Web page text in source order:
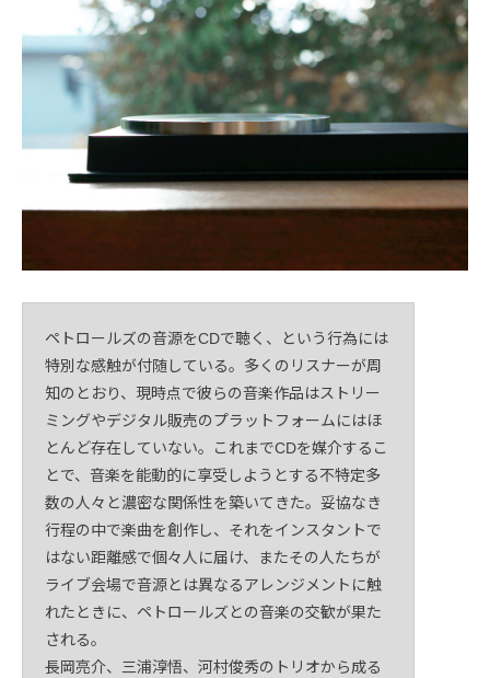
ペトロールズの音源をCDで聴く、という行為には
特別な感触が付随している。多くのリスナーが周
知のとおり、現時点で彼らの音楽作品はストリー
ミングやデジタル販売のプラットフォームにはほ
とんど存在していない。これまでCDを媒介するこ
とで、音楽を能動的に享受しようとする不特定多
数の人々と濃密な関係性を築いてきた。妥協なき
行程の中で楽曲を創作し、それをインスタントで
はない距離感で個々人に届け、またその人たちが
ライブ会場で音源とは異なるアレンジメントに触
れたときに、ペトロールズとの音楽の交歓が果た
される。
長岡亮介、三浦淳悟、河村俊秀のトリオから成る